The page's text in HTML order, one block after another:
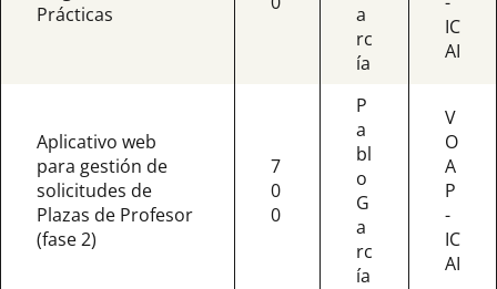
Prácticas
a
rc
ía
IC
AI
Aplicativo web
para gestión de
solicitudes de
Plazas de Profesor
(fase 2)
7
0
0
P
a
bl
o
G
a
rc
ía
V
O
A
P
-
IC
AI